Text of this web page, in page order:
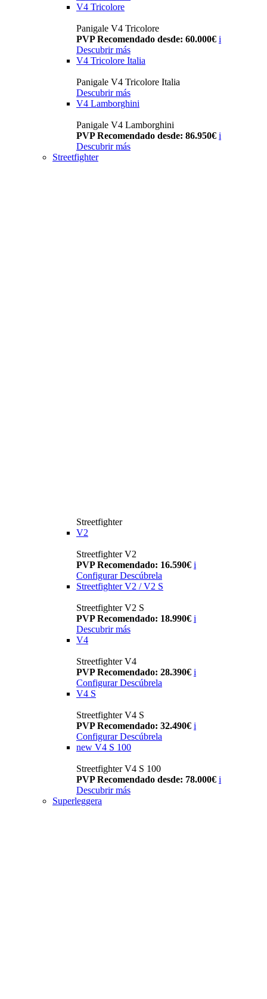
V4 Tricolore
Panigale V4 Tricolore
PVP Recomendado desde: 60.000€ i
Descubrir más
V4 Tricolore Italia
Panigale V4 Tricolore Italia
Descubrir más
V4 Lamborghini
Panigale V4 Lamborghini
PVP Recomendado desde: 86.950€ i
Descubrir más
Streetfighter
Streetfighter
V2
Streetfighter V2
PVP Recomendado: 16.590€ i
Configurar Descúbrela
Streetfighter V2 / V2 S
Streetfighter V2 S
PVP Recomendado: 18.990€ i
Descubrir más
V4
Streetfighter V4
PVP Recomendado: 28.390€ i
Configurar Descúbrela
V4 S
Streetfighter V4 S
PVP Recomendado: 32.490€ i
Configurar Descúbrela
new V4 S 100
Streetfighter V4 S 100
PVP Recomendado desde: 78.000€ i
Descubrir más
Superleggera